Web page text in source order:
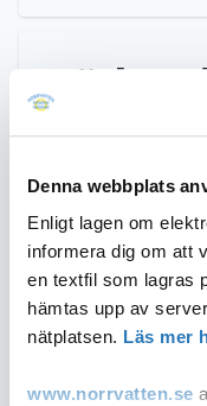
Denna webbplats
Enligt lagen om
informera dig om att
en textfil som lagras
hämtas upp av
nätplatsen. Läs mer
www.norrvatten.se
2023-04-24